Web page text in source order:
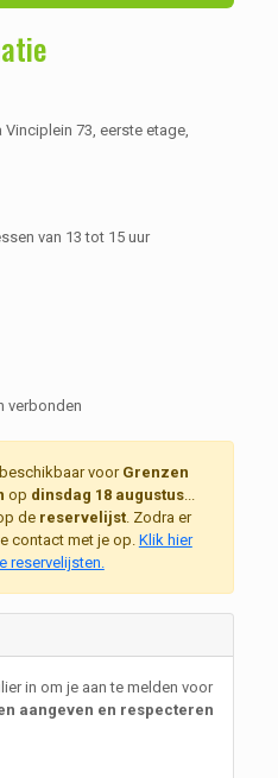
73, eerste etage,
van 13 tot 15 uur
verbonden
voor Grenzen
op dinsdag 18 augustus...
de reservelijst. Zodra er
contact met je op. Klik hier
reservelijsten.
in om je aan te melden voor
aangeven en respecteren